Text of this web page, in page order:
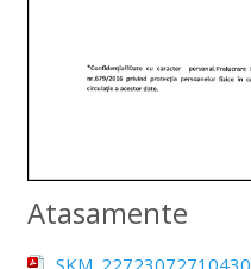
Atasamente
SKM_22723072710430